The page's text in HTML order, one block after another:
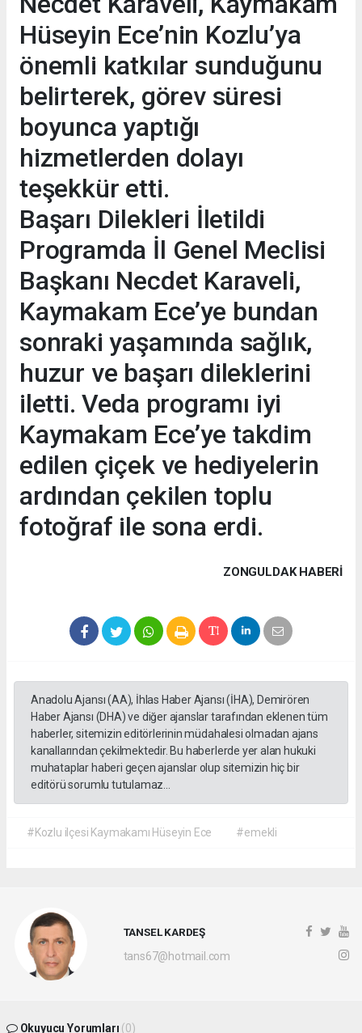
Hüseyin Ece’nin Kozlu’ya
önemli katkılar sunduğunu
belirterek, görev süresi
boyunca yaptığı
hizmetlerden dolayı
teşekkür etti.
Başarı Dilekleri İletildi
Programda İl Genel Meclisi
Başkanı Necdet Karaveli,
Kaymakam Ece’ye bundan
sonraki yaşamında sağlık,
huzur ve başarı dileklerini
iletti. Veda programı iyi
Kaymakam Ece’ye takdim
edilen çiçek ve hediyelerin
ardından çekilen toplu
fotoğraf ile sona erdi.
ZONGULDAK HABERİ
Anadolu Ajansı (AA), İhlas Haber Ajansı (İHA), Demirören
Haber Ajansı (DHA) ve diğer ajanslar tarafından eklenen tüm
haberler, sitemizin editörlerinin müdahalesi olmadan ajans
kanallarından çekilmektedir. Bu haberlerde yer alan hukuki
muhataplar haberi geçen ajanslar olup sitemizin hiç bir
editörü sorumlu tutulamaz...
#Kozlu ilçesi Kaymakamı Hüseyin Ece #emekli
TANSEL KARDEŞ
tans67@hotmail.com
Okuyucu Yorumları (0)